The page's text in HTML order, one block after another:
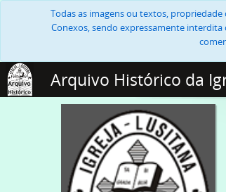
Todas as imagens ou textos,
Conexos, sendo expressamente
Arquivo Histórico da